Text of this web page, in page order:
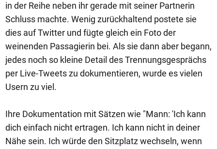
in der Reihe neben ihr gerade mit seiner Partnerin
Schluss machte. Wenig zurückhaltend postete sie
dies auf Twitter und fügte gleich ein Foto der
weinenden Passagierin bei. Als sie dann aber begann,
jedes noch so kleine Detail des Trennungsgesprächs
per Live-Tweets zu dokumentieren, wurde es vielen
Usern zu viel.
Ihre Dokumentation mit Sätzen wie "Mann: 'Ich kann
dich einfach nicht ertragen. Ich kann nicht in deiner
Nähe sein. Ich würde den Sitzplatz wechseln, wenn